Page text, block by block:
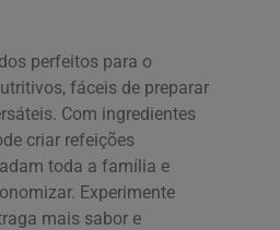
perfeitos para o
fáceis de preparar
Com ingredientes
criar refeições
toda a família e
Experimente
mais sabor e